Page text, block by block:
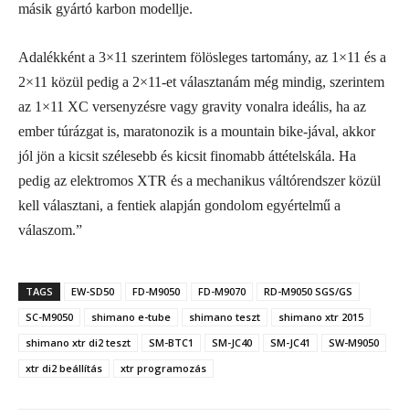
másik gyártó karbon modellje.
Adalékként a 3×11 szerintem fölösleges tartomány, az 1×11 és a
2×11 közül pedig a 2×11-et választanám még mindig, szerintem
az 1×11 XC versenyzésre vagy gravity vonalra ideális, ha az
ember túrázgat is, maratonozik is a mountain bike-jával, akkor
jól jön a kicsit szélesebb és kicsit finomabb áttételskála. Ha
pedig az elektromos XTR és a mechanikus váltórendszer közül
kell választani, a fentiek alapján gondolom egyértelmű a
válaszom.”
TAGS EW-SD50 FD-M9050 FD-M9070
RD-M9050 SGS/GS
SC-M9050
shimano e-tube shimano teszt
shimano xtr 2015
shimano xtr di2 teszt
SM-BTC1 SM-JC40 SM-JC41
SW-M9050
xtr di2 beállítás
xtr programozás